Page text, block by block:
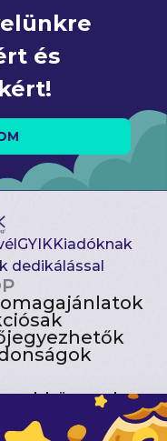
és
GYIKKiadóknak
dedikálással
toplista